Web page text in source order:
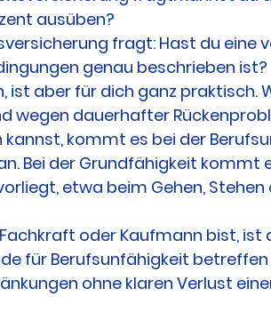
ausüben?
fragt: Hast du eine
genau beschrieben ist?
ist aber für dich ganz praktisch.
wegen dauerhafter
kannst, kommt es bei der
Bei der Grundfähigkeit kommt
etwa beim Gehen,
Fachkraft oder Kaufmann bist,
für Berufsunfähigkeit
ohne klaren Verlust